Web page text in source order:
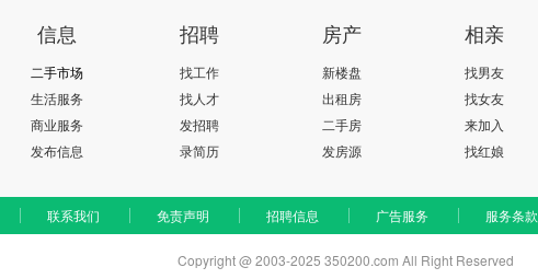
信息
二手市场
生活服务
商业服务
发布信息
招聘
找工作
找人才
发招聘
录简历
房产
新楼盘
出租房
二手房
发房源
相亲
找男友
找女友
来加入
找红娘
联系我们 免责声明 招聘信息 广告服务 服务条款
Copyright @ 2003-2025 350200.com All Right Reserved